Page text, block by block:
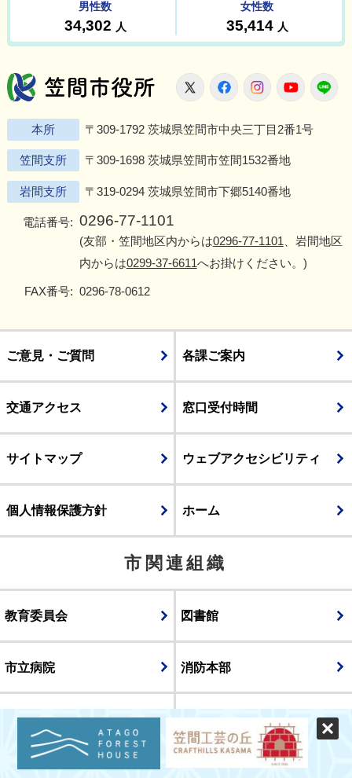
笠間市役所
X FacebookInstagram
本所 〒309-1792 茨城県笠間市中央三丁目2番1号
笠間支所 〒309-1698 茨城県笠間市笠間1532番地
岩間支所 〒319-0294 茨城県笠間市下郷5140番地
電話番号: 0296-77-1101
(友部・笠間地区内からは0296-77-1101 、岩間地区
内からは0299-37-6611へお掛けください。)
FAX番号: 0296-78-0612
ご意見・ご質問 各課ご案内
交通アクセス 窓口受付時間
サイトマップ ウェブアクセシビリティ
個人情報保護方針 ホーム
市関連組織
教育委員会 図書館
市立病院 消防本部
議会
表示 スマートフォン版 パソコン版